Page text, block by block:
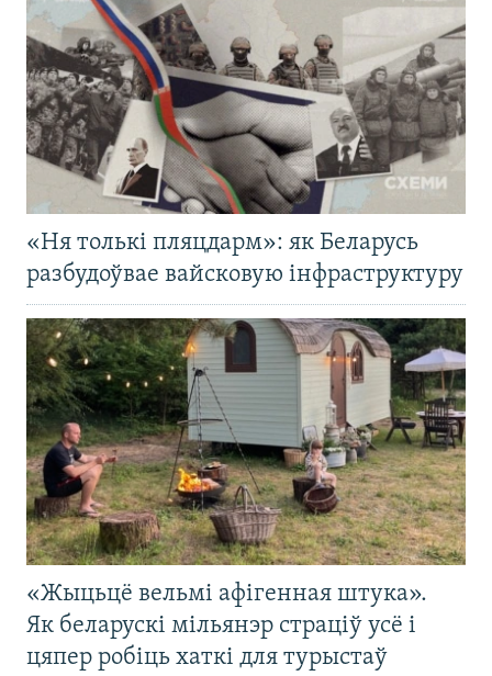
«Ня толькі пляцдарм»: як Беларусь
разбудоўвае вайсковую інфраструктуру
«Жыцьцё вельмі афігенная штука».
Як беларускі мільянэр страціў усё і
цяпер робіць хаткі для турыстаў